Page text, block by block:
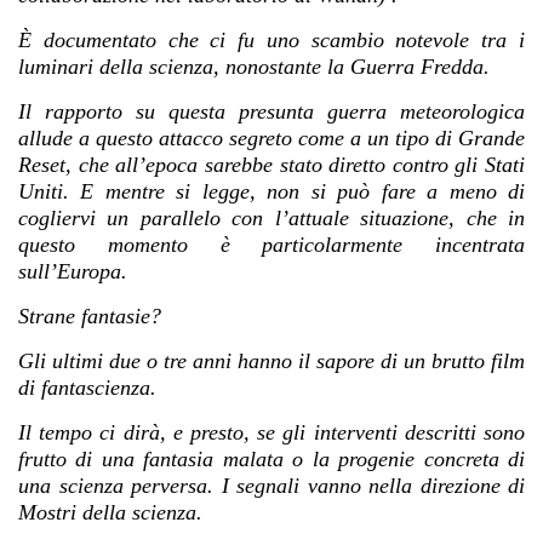
È documentato che ci fu uno scambio notevole tra i
luminari della scienza, nonostante la Guerra Fredda.
Il rapporto su questa presunta guerra meteorologica
allude a questo attacco segreto come a un tipo di Grande
Reset, che all’epoca sarebbe stato diretto contro gli Stati
Uniti.E mentre si legge, non si può fare a meno di
cogliervi un parallelo con l’attuale situazione, che in
questo momento è particolarmente incentrata
sull’Europa.
Strane fantasie?
Gli ultimi due o tre anni hanno il sapore di un brutto film
di fantascienza.
Il tempo ci dirà, e presto, se gli interventi descritti sono
frutto di una fantasia malata o la progenie concreta di
una scienza perversa. I segnali vanno nella direzione di
Mostri della scienza.